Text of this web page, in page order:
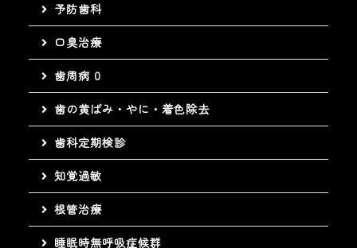
予防歯科
口臭治療
歯周病 0
歯の黄ばみ・やに・着色除去
歯科定期検診
知覚過敏
根管治療
睡眠時無呼吸症候群